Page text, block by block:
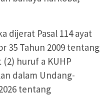
dijerat Pasal 114 ayat
35 Tahun 2009 tentang
(2) huruf a KUHP
dalam Undang-
tentang